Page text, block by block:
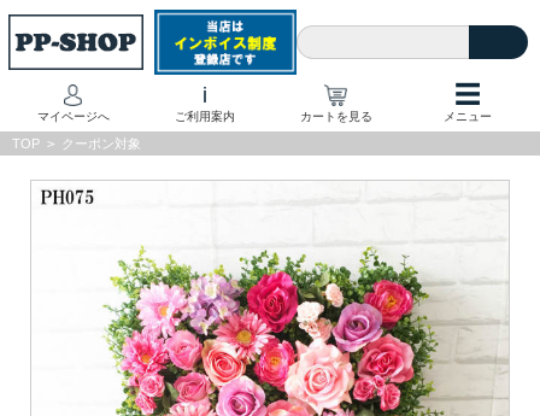
マイページへ
i
ご利用案内 カートを見る
☰
メニュー
TOP > クーポン対象